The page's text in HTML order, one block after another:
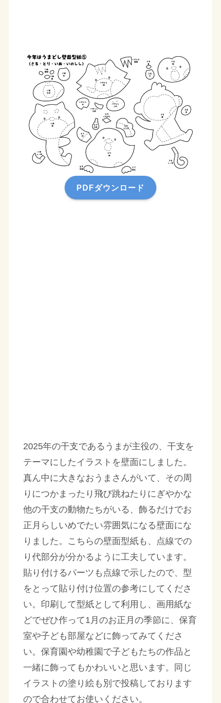
PDFダウンロード
2025年の干支であるうまが主役の、干支を
テーマにしたイラストを壁面にしました。
真ん中に大きなおうまさんがいて、その周
りにつかまったり飛び跳ねたりにぎやかな
他の干支の動物たちがいる、飾るだけでお
正月らしいめでたい雰囲気になる壁面にな
りました。こちらの壁面型紙も、点線での
り代部分が分かるように工夫しています。
貼り付けるパーツも点線で示したので、型
をとって貼り付け位置の参考にしてくださ
い。印刷して型紙として利用し、画用紙な
どでぜひ作って1月のお正月の季節に、保育
室や子ども部屋などに飾ってみてくださ
い。保育園や幼稚園で子どもたちの作品と
一緒に飾ってもかわいいと思います。同じ
イラストの塗り絵も別で投稿しております
ので合わせてお使いください。